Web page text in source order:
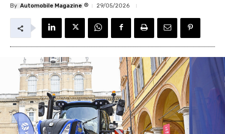
By Automobile Magazine ® 29/05/2026